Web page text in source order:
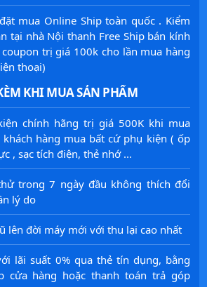
mua Online Ship toàn quốc . Kiểm
tại nhà Nội thanh Free Ship bán kính
coupon trị giá 100k cho lần mua hàng
thoại)
KHI MUA SẢN PHẨM
chính hãng trị giá 500K khi mua
khách hàng mua bất cứ phụ kiện ( ốp
, sạc tích điện, thẻ nhớ ...
trong 7 ngày đầu không thích đổi
lý do
lên đời máy mới với thu lại cao nhất
lãi suất 0% qua thẻ tín dụng, bằng
cửa hàng hoặc thanh toán trả góp